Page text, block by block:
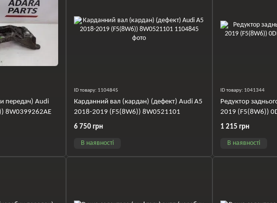
передач) Audi
8W0399262AE
ID товару: 1104845
Карданний вал (кардан) (дефект) Audi A5
2018-2019 (F5(8W6)) 8W0521101
6 750 грн
В наявності
ID товару: 1041344
Редуктор
2019 (F5(8W6))
1 215 грн
В наявності